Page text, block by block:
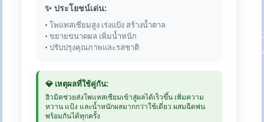
✨ ประโยชน์เด่น:
• โพแทสเซียมสูง เร่งแป้ง สร้างน้ำตาล
• ขยายขนาดผล เพิ่มน้ำหนัก
• ปรับปรุงคุณภาพและรสชาติ
💎 เหตุผลที่ใช้คู่กัน:
ฮิวมิคช่วยส่งโพแทสเซียมเข้าสู่ผลได้เร็วขึ้น เพิ่มความ
หวาน แป้ง และน้ำหนักผลมากกว่าใช้เดี่ยว ผสมฉีดพ่น
พร้อมกันได้ทุกครั้ง